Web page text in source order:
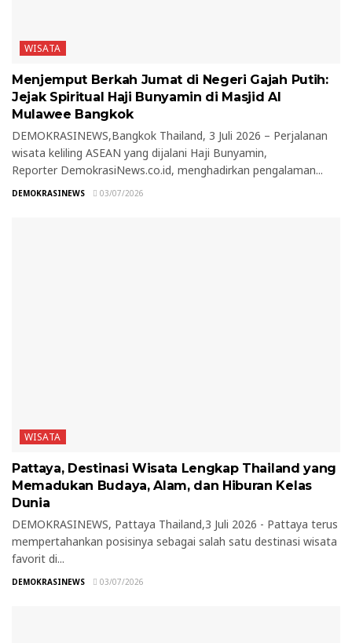
WISATA
Menjemput Berkah Jumat di Negeri Gajah Putih:
Jejak Spiritual Haji Bunyamin di Masjid Al
Mulawee Bangkok
DEMOKRASINEWS,Bangkok Thailand, 3 Juli 2026 – Perjalanan
wisata keliling ASEAN yang dijalani Haji Bunyamin,
Reporter DemokrasiNews.co.id, menghadirkan pengalaman...
DEMOKRASINEWS 03/07/2026
WISATA
Pattaya, Destinasi Wisata Lengkap Thailand yang
Memadukan Budaya, Alam, dan Hiburan Kelas
Dunia
DEMOKRASINEWS, Pattaya Thailand,3 Juli 2026 - Pattaya terus
mempertahankan posisinya sebagai salah satu destinasi wisata
favorit di...
DEMOKRASINEWS 03/07/2026